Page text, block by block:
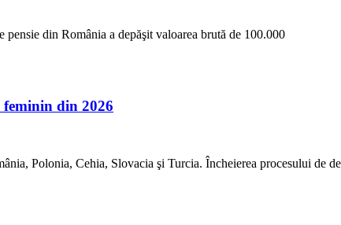
din România a depăşit valoarea brută de 100.000
din 2026
Polonia, Cehia, Slovacia şi Turcia. Încheierea procesului de